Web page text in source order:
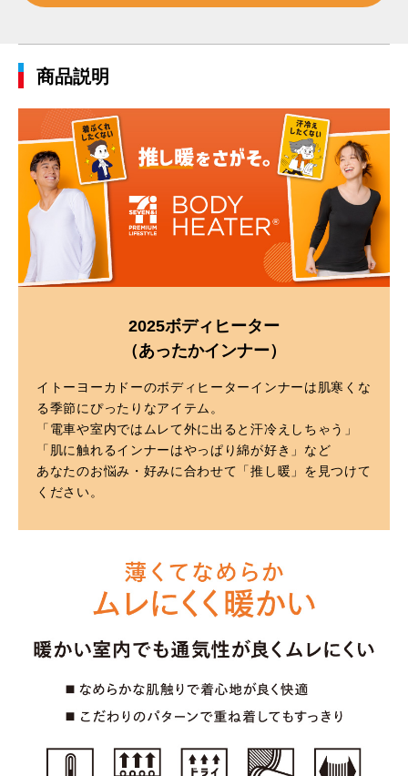
商品説明
2025ボディヒーター
（あったかインナー）
イトーヨーカドーのボディヒーターインナーは肌寒くな
る季節にぴったりなアイテム。
「電車や室内ではムレて外に出ると汗冷えしちゃう」
「肌に触れるインナーはやっぱり綿が好き」など
あなたのお悩み・好みに合わせて「推し暖」を見つけて
ください。